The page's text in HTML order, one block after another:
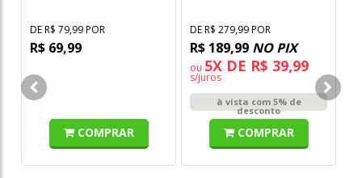
DE R$ 79,99 POR
R$ 69,99
COMPRAR
DE R$ 279,99 POR
R$ 189,99 NO PIX
ou 5X DE R$ 39,99
s/juros
à vista com 5% de
desconto
COMPRAR